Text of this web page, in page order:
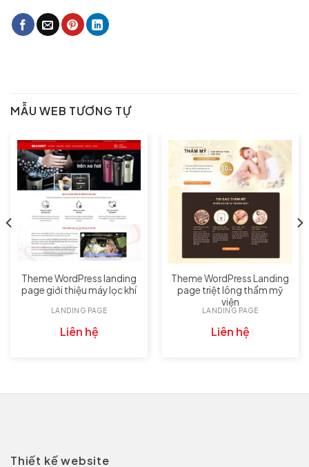
MẪU WEB TƯƠNG TỰ
LANDING PAGE
Theme WordPress landing
page giới thiệu máy lọc khí
Liên hệ
LANDING PAGE
Theme WordPress Landing
page triệt lông thẩm mỹ
viện
Liên hệ
Thiết kế website